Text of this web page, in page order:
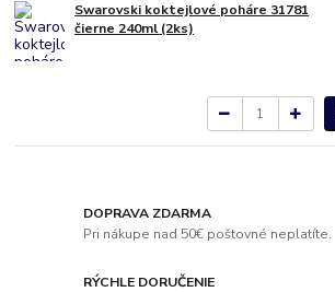
Swarovski koktejlové poháre 31781
čierne 240ml (2ks)
DOPRAVA ZDARMA
Pri nákupe nad 50€ poštovné neplatíte.
RÝCHLE DORUČENIE